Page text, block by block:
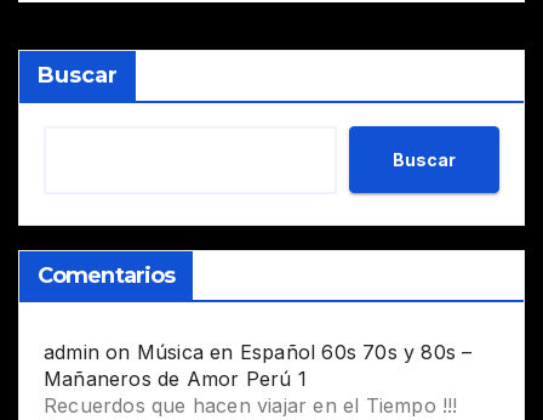
Buscar
Buscar
Comentarios
admin on Música en Español 60s 70s y 80s –
Mañaneros de Amor Perú 1
Recuerdos que hacen viajar en el Tiempo !!!